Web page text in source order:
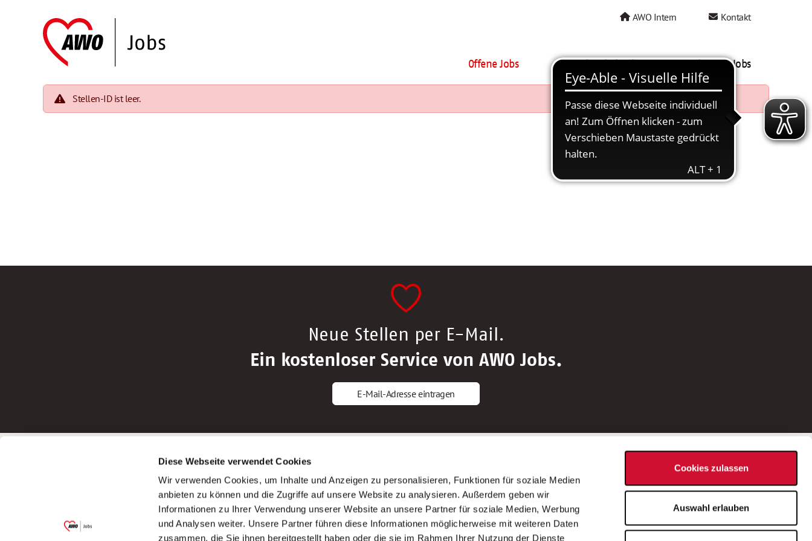
Diese Webseite verwendet Cookies
Wir verwenden Cookies, um Inhalte und Anzeigen zu personalisieren, Funktionen für soziale Medien
anbieten zu können und die Zugriffe auf unsere Website zu analysieren. Außerdem geben wir
Informationen zu Ihrer Verwendung unserer Website an unsere Partner für soziale Medien, Werbung
und Analysen weiter. Unsere Partner führen diese Informationen möglicherweise mit weiteren Daten
zusammen, die Sie ihnen bereitgestellt haben oder die sie im Rahmen Ihrer Nutzung der Dienste
Cookies zulassen
Auswahl erlauben
AWO Intern Kontakt
Offene Jobs AWO als Arbeitgeber Mein AWO Jobs
Stellen-ID ist leer.
Neue Stellen per E-Mail.
Ein kostenloser Service von AWO Jobs.
E-Mail-Adresse eintragen
Garitz Bewirtschaftungsbetriebe GmbH
(Ein Tochterunternehmen des AWO
Bezirksverbandes Unterfranken e.V.)
Bewerbungstipps
Bewerbung als Altenpfleger*in
Bewerbung als Krankenpfleger*in
Bewerbung als Altenpflegehelfer*in
Bewerbung als Erzieher*in
AWO Gliederungen nach Bundesland
Stellenangebote nach Bundesländern
Sitemap
Impressum
Datenschutz
Bei Fragen zu einer Stellenausschreibung
wenden Sie sich bitte an die*den in der
Stellenausschreibung genannte*n